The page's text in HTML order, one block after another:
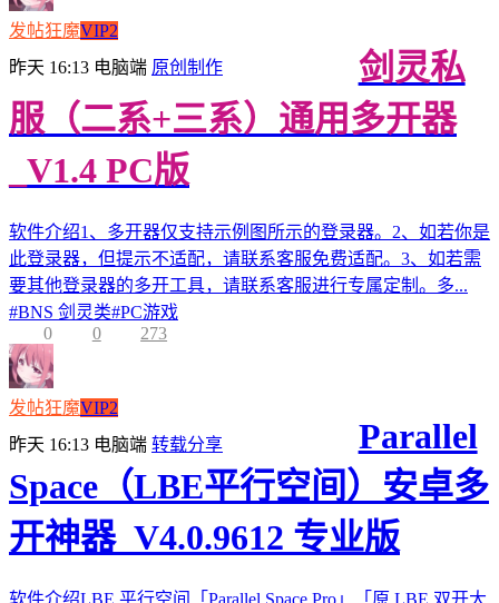
发帖狂魔VIP2
昨天 16:13 电脑端 原创制作
剑灵私
服（二系+三系）通用多开器
_V1.4 PC版
软件介绍1、多开器仅支持示例图所示的登录器。2、如若你是
此登录器，但提示不适配，请联系客服免费适配。3、如若需
要其他登录器的多开工具，请联系客服进行专属定制。多...
#BNS 剑灵类#PC游戏
0
0 273
发帖狂魔VIP2
昨天 16:13 电脑端 转载分享
Parallel
Space（LBE平行空间）安卓多
开神器_V4.0.9612 专业版
软件介绍LBE 平行空间「Parallel Space Pro」「原 LBE 双开大